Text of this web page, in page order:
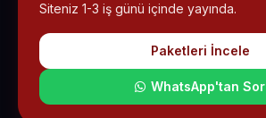
Siteniz 1-3 iş günü içinde yayında.
Paketleri İncele
WhatsApp'tan Sor